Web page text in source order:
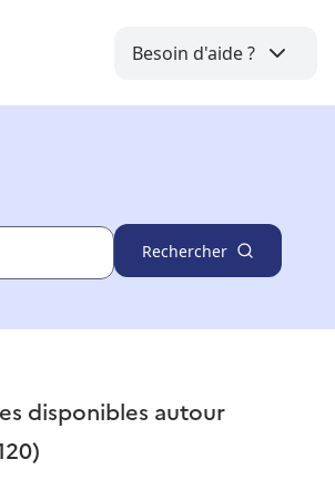
Besoin d'aide ?
Rechercher
disponibles autour